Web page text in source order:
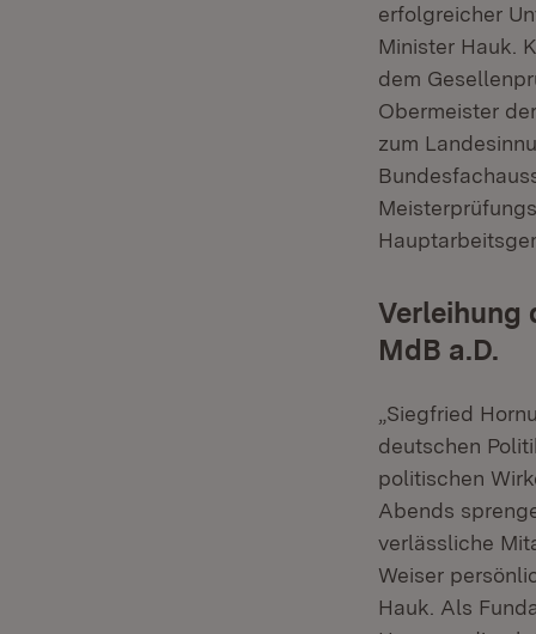
erfolgreicher
Minister Hauk.
dem
Obermeister
zum
Verleihung
MdB a.D.
„Siegfried
deutschen
politischen
Abends
verlässliche
Weiser
Hauk. Als